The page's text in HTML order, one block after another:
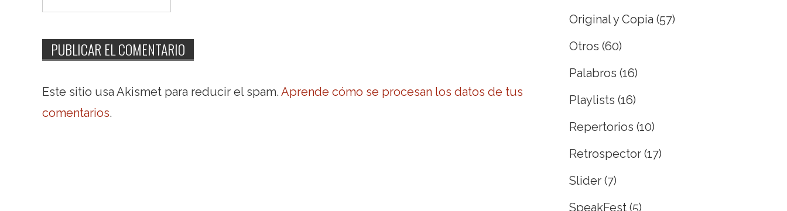
Este sitio usa Akismet para reducir el spam. Aprende cómo se procesan los datos de tus
comentarios.
Original y Copia (57)
Otros (60)
Palabros (16)
Playlists (16)
Repertorios (10)
Retrospector (17)
Slider (7)
SpeakFest (5)